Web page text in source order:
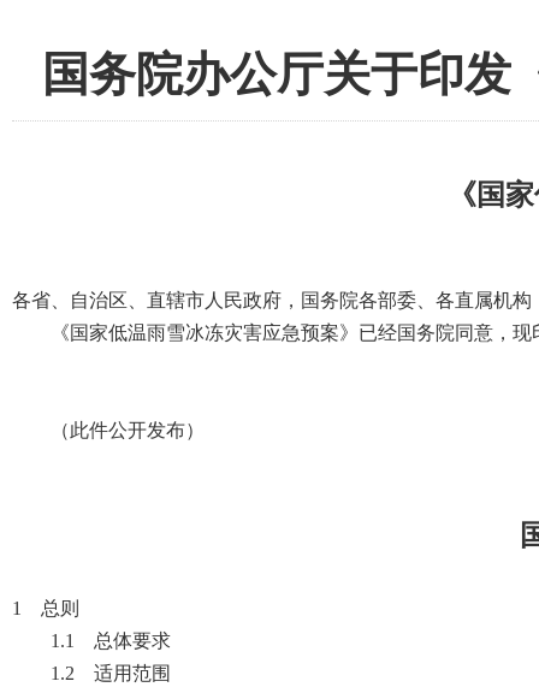
国务院办公厅关于印发
《国
各省、自治区、直辖市人民政府，国务院各部委、各直属机构
《国家低温雨雪冰冻灾害应急预案》已经国务院同意，
（此件公开发布）
1 总则
1.1 总体要求
1.2 适用范围